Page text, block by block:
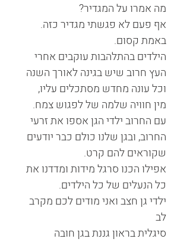
מה אמרו על המגדיר?
אף פעם לא פגשתי מגדיר כזה.
באמת קסום.
הילדים בהתלהבות עוקבים אחרי
העץ חרוב שיש בגינה לאורך השנה
וכל עונה מחדש מסתכלים עליו,
מין חוויה שלמה של לפגוש צמח.
עם החרוב ילדי הגן אספו את זרעי
החרוב, ובגן שלנו כולם כבר יודעים
שקוראים להם קרט.
אפילו הכנו סרגל מידות ומדדנו את
כל הנעלים של כל הילדים.
ילדי גן חצב ואני מודים לכם מקרב
לב
סיגלית בראון גננת בגן חובה